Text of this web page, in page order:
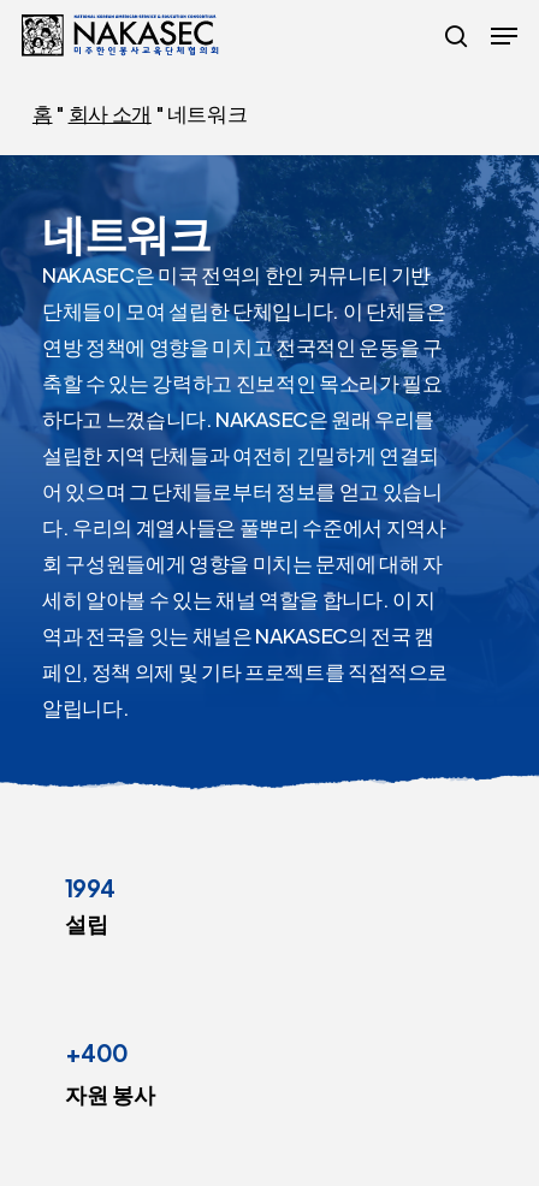
츠
로
너
뛰
검색
메뉴
홈 " 회사 소개 " 네트워크
네트워크
NAKASEC은 미국 전역의 한인 커뮤니티 기반
단체들이 모여 설립한 단체입니다. 이 단체들은
연방 정책에 영향을 미치고 전국적인 운동을 구
축할 수 있는 강력하고 진보적인 목소리가 필요
하다고 느꼈습니다. NAKASEC은 원래 우리를
설립한 지역 단체들과 여전히 긴밀하게 연결되
어 있으며 그 단체들로부터 정보를 얻고 있습니
다. 우리의 계열사들은 풀뿌리 수준에서 지역사
회 구성원들에게 영향을 미치는 문제에 대해 자
세히 알아볼 수 있는 채널 역할을 합니다. 이 지
역과 전국을 잇는 채널은 NAKASEC의 전국 캠
페인, 정책 의제 및 기타 프로젝트를 직접적으로
알립니다.
1994
설립
+400
자원 봉사